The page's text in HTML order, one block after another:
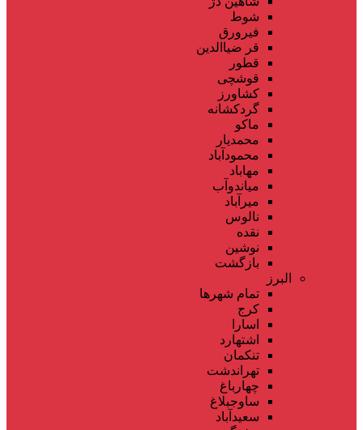
شوط
فیرورق
قر ضیاالدین
قطور
قوشچی
کشاورز
گردکشانه
ماکو
محمدیار
محمودآباد
مهاباد
میاندوآب
میرآباد
نالوس
نقده
نوشین
بازگشت
البرز
تمام شهر‌ها
کرج
اسارا
اشتهارد
تنکمان
تهراندشت
چهارباغ
ساوجبلاغ
سعیدآباد